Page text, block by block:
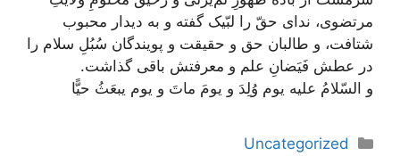
مرتضوی، ندای حقّ را لبّیک گفته و به دیدار محبوب
شتافت، و طالبان حق و حقیقت و پویندگان سُبُلِ سلام را
در عطش فَیَضانِ علم و معرفتش باقی گذاشت.
و السّلامُ‏ عليه‏ يوم‏ وُلِدَ و يومَ ماتَ و يوم يبعَثُ حيًّا
دسته‌ها
Uncategorized